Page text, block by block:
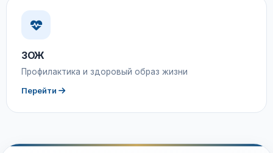
ЗОЖ
Профилактика и здоровый образ жизни
Перейти